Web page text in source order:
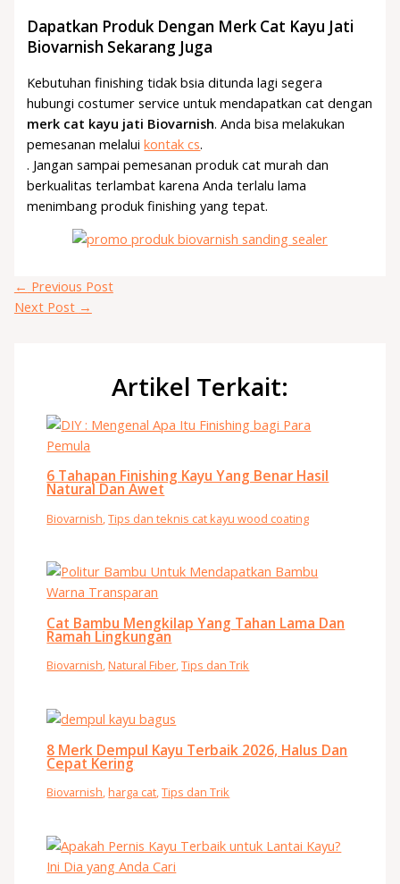
Dapatkan Produk Dengan Merk Cat Kayu Jati
Biovarnish Sekarang Juga
Kebutuhan finishing tidak bsia ditunda lagi segera
hubungi costumer service untuk mendapatkan cat dengan
merk cat kayu jati Biovarnish. Anda bisa melakukan
pemesanan melaluikontak cs.
. Jangan sampai pemesanan produk cat murah dan
berkualitas terlambat karena Anda terlalu lama
menimbang produk finishing yang tepat.
← Previous Post
Next Post →
Artikel Terkait:
6 Tahapan Finishing Kayu Yang Benar Hasil
Natural Dan Awet
Biovarnish,Tips dan teknis cat kayu wood coating
Cat Bambu Mengkilap Yang Tahan Lama Dan
Ramah Lingkungan
Biovarnish,Natural Fiber,Tips dan Trik
8 Merk Dempul Kayu Terbaik 2026, Halus Dan
Cepat Kering
Biovarnish,harga cat,Tips dan Trik